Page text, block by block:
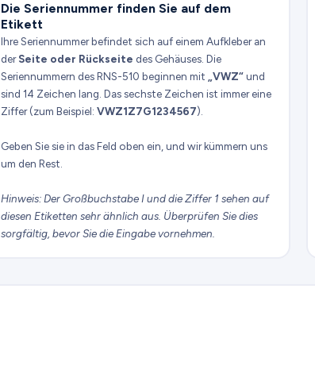
Die Seriennummer finden Sie auf dem
Etikett
Ihre Seriennummer befindet sich auf einem Aufkleber an
derSeite oder Rückseite des Gehäuses. Die
Seriennummern des RNS-510 beginnen mit
„VWZ“und
sind 14 Zeichen lang. Das sechste Zeichen ist immer eine
Ziffer (zum Beispiel:VWZ1Z7G1234567).
Geben Sie sie in das Feld oben ein, und wir kümmern uns
um den Rest.
Hinweis: Der Großbuchstabe I und die Ziffer 1 sehen auf
diesen Etiketten sehr ähnlich aus. Überprüfen Sie dies
sorgfältig, bevor Sie die Eingabe vornehmen.